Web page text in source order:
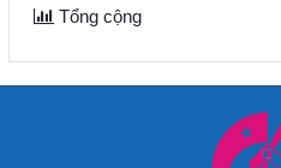
Tổng cộng